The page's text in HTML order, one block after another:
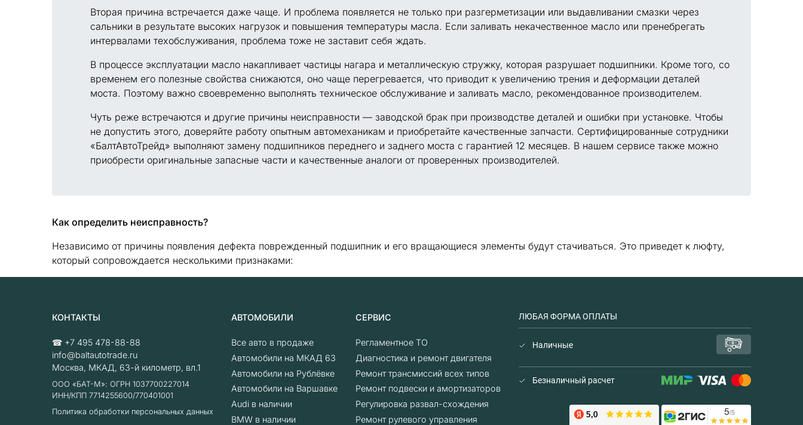
Вторая причина встречается даже чаще. И проблема появляется не только при разгерметизации или выдавливании смазки через
сальники в результате высоких нагрузок и повышения температуры масла. Если заливать некачественное масло или пренебрегать
интервалами техобслуживания, проблема тоже не заставит себя ждать.
В процессе эксплуатации масло накапливает частицы нагара и металлическую стружку, которая разрушает подшипники. Кроме того, со
временем его полезные свойства снижаются, оно чаще перегревается, что приводит к увеличению трения и деформации деталей
моста. Поэтому важно своевременно выполнять техническое обслуживание и заливать масло, рекомендованное производителем.
Чуть реже встречаются и другие причины неисправности — заводской брак при производстве деталей и ошибки при установке. Чтобы
не допустить этого, доверяйте работу опытным автомеханикам и приобретайте качественные запчасти. Сертифицированные сотрудники
«БалтАвтоТрейд» выполняют замену подшипников переднего и заднего моста с гарантией 12 месяцев. В нашем сервисе также можно
приобрести оригинальные запасные части и качественные аналоги от проверенных производителей.
Как определить неисправность?
Независимо от причины появления дефекта поврежденный подшипник и его вращающиеся элементы будут стачиваться. Это приведет к люфту,
который сопровождается несколькими признаками:
КОНТАКТЫ
☎ +7 495 478-88-88
info@baltautotrade.ru
Москва, МКАД, 63-й километр, вл.1
ООО «БАТ-М»: ОГРН 1037700227014
ИНН/КПП 7714255600/770401001
Политика обработки персональных данных
АВТОМОБИЛИ
Все авто в продаже
Автомобили на МКАД 63
Автомобили на Рублёвке
Автомобили на Варшавке
Audi в наличии
BMW в наличии
СЕРВИС
Регламентное ТО
Диагностика и ремонт двигателя
Ремонт трансмиссий всех типов
Ремонт подвески и амортизаторов
Регулировка развал-схождения
Ремонт рулевого управления
ЛЮБАЯ ФОРМА ОПЛАТЫ
Наличные
Безналичный расчет